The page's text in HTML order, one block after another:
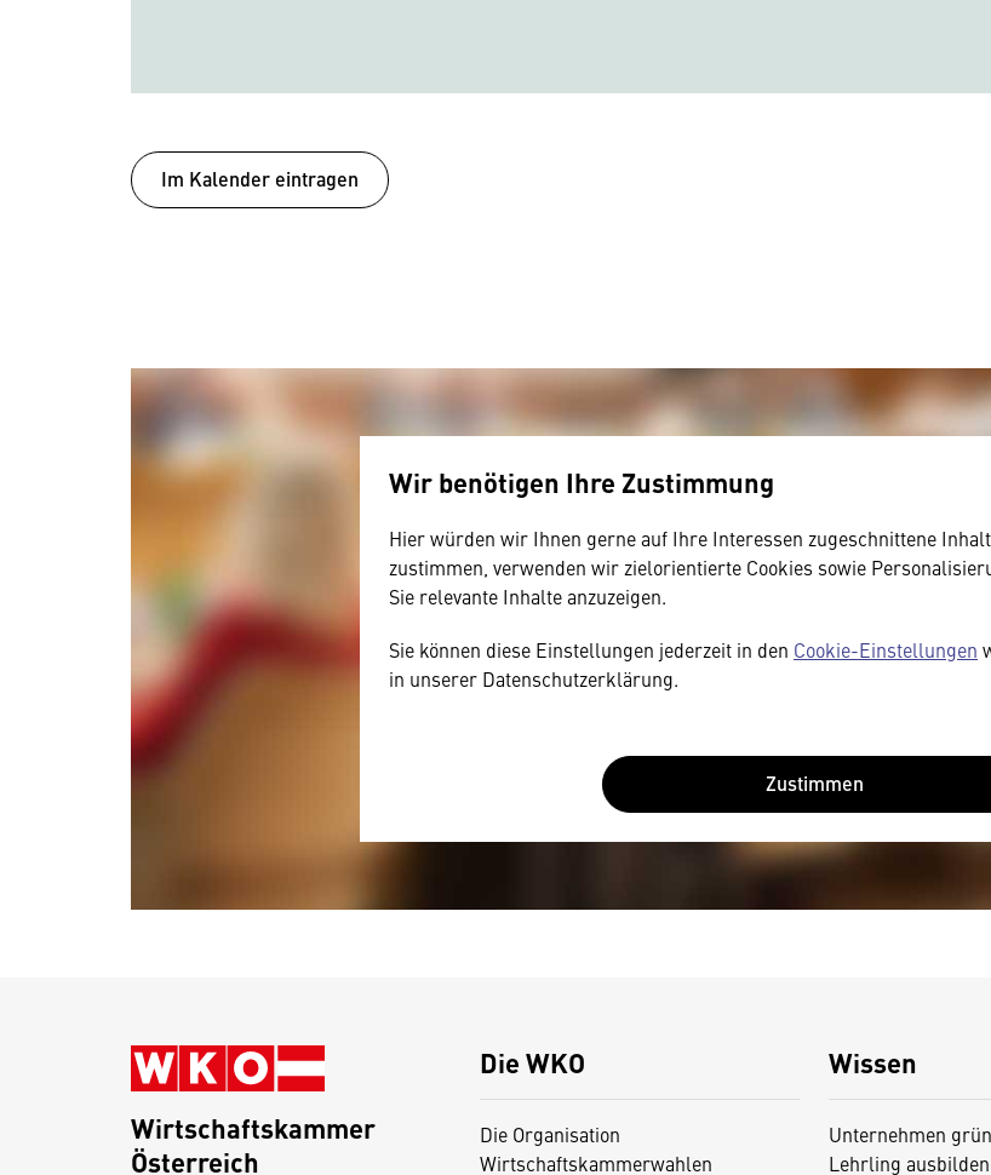
Im Kalender eintragen
Wir benötigen Ihre Zustimmung
Hier würden wir Ihnen gerne auf Ihre Interessen zugeschnittene
zustimmen, verwenden wir zielorientierte Cookies sowie
Sie relevante Inhalte anzuzeigen.
Sie können diese Einstellungen jederzeit in den Cookie-Einstellungen
in unserer Datenschutzerklärung.
Zustimmen
Die WKO
Die Organisation
Wirtschaftskammerwahlen
Wissen
Unternehmen
Lehrling ausbilden
Wirtschaftskammer
Österreich